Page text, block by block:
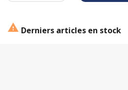
 Derniers articles en stock